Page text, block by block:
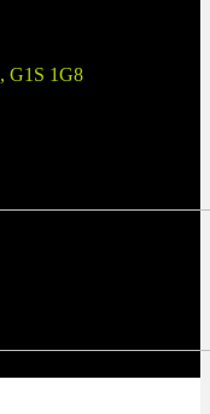
G1S 1G8